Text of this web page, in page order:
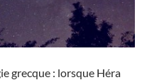
grecque : lorsque Héra